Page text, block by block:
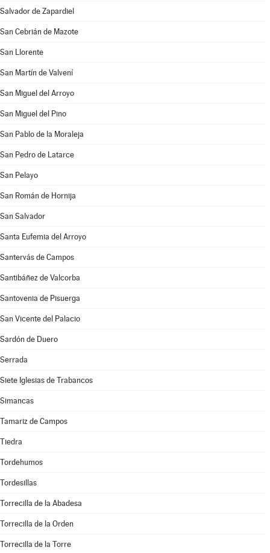
Salvador de Zapardiel
San Cebrián de Mazote
San Llorente
San Martín de Valvení
San Miguel del Arroyo
San Miguel del Pino
San Pablo de la Moraleja
San Pedro de Latarce
San Pelayo
San Román de Hornija
San Salvador
Santa Eufemia del Arroyo
Santervás de Campos
Santibáñez de Valcorba
Santovenia de Pisuerga
San Vicente del Palacio
Sardón de Duero
Serrada
Siete Iglesias de Trabancos
Simancas
Tamariz de Campos
Tiedra
Tordehumos
Tordesillas
Torrecilla de la Abadesa
Torrecilla de la Orden
Torrecilla de la Torre